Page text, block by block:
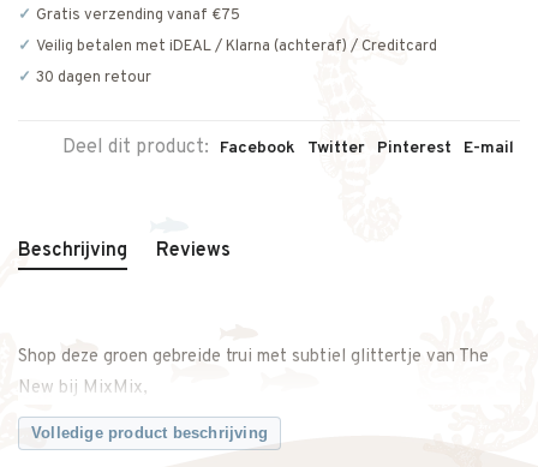
Gratis verzending vanaf €75
Veilig betalen met iDEAL / Klarna (achteraf) / Creditcard
30 dagen retour
Deel dit product: Facebook Twitter Pinterest E-mail
Beschrijving Reviews
Shop deze groen gebreide trui met subtiel glittertje van The
New bij MixMix,
Volledige product beschrijving